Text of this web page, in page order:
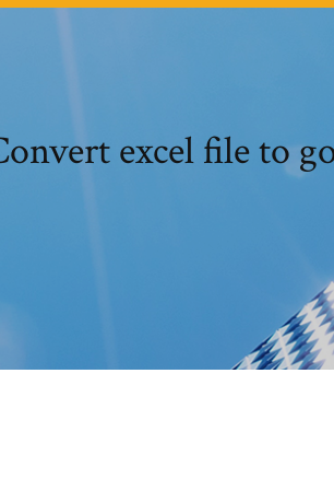
excel file to